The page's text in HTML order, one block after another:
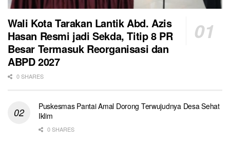
Wali Kota Tarakan Lantik Abd. Azis
Hasan Resmi jadi Sekda, Titip 8 PR
Besar Termasuk Reorganisasi dan
ABPD 2027
0 SHARES
Puskesmas Pantai Amal Dorong Terwujudnya Desa Sehat
Iklim
0 SHARES